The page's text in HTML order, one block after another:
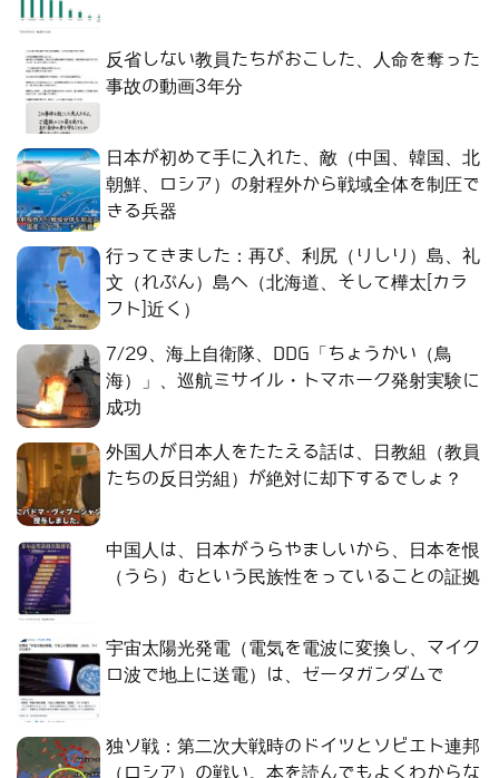
反省しない教員たちがおこした、人命を奪った
事故の動画3年分
日本が初めて手に入れた、敵（中国、韓国、北
朝鮮、ロシア）の射程外から戦域全体を制圧で
きる兵器
行ってきました：再び、利尻（りしり）島、礼
文（れぶん）島へ（北海道、そして樺太[カラ
フト]近く）
7/29、海上自衛隊、DDG「ちょうかい（鳥
海）」、巡航ミサイル・トマホーク発射実験に
成功
外国人が日本人をたたえる話は、日教組（教員
たちの反日労組）が絶対に却下するでしょ？
中国人は、日本がうらやましいから、日本を恨
（うら）むという民族性をっていることの証拠
宇宙太陽光発電（電気を電波に変換し、マイク
ロ波で地上に送電）は、ゼータガンダムで
独ソ戦：第二次大戦時のドイツとソビエト連邦
（ロシア）の戦い。本を読んでもよくわからな